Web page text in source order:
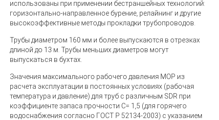
использованы при применении бестраншейных технологий:
горизонтально-направленное бурение, релайнинг и другие
высокоэффективные методы прокладки трубопроводов.
Трубы диаметром 160 мм и более выпускаются в отрезках
длиной до 13 м. Трубы меньших диаметров могут
выпускаться в бухтах.
Значения максимального рабочего давления МОР из
расчета эксплуатации в постоянных условиях (рабочая
температура и давление) для труб с различным SDR при
коэффициенте запаса прочности С= 1,5 (для горячего
водоснабжения согласно ГОСТ Р 52134-2003) с указанием